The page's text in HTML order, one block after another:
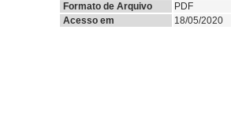
Formato de Arquivo
PDF
Acesso em
18/05/2020